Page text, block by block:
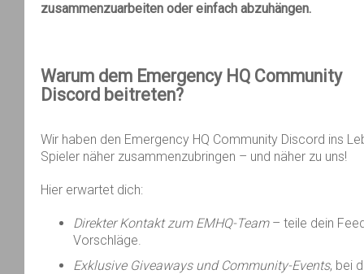
zusammenzuarbeiten oder einfach abzuhängen.
Warum dem Emergency HQ Community
Discord beitreten?
Wir haben den Emergency HQ Community Discord ins
Spieler näher zusammenzubringen – und näher zu uns!
Hier erwartet dich:
Direkter Kontakt zum EMHQ-Team– teile dein
Vorschläge.
Exklusive Giveaways und Community-Events, bei